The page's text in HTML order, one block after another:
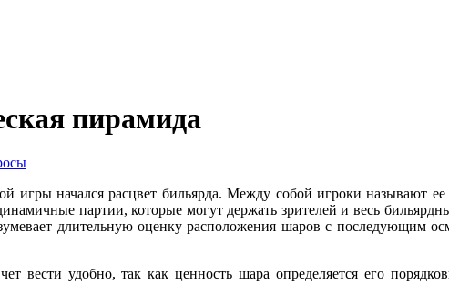
пирамида
игры начался расцвет бильярда. Между собой игроки называют
партии, которые могут держать зрителей и весь
длительную оценку расположения шаров с последующим
вести удобно, так как ценность шара определяется его